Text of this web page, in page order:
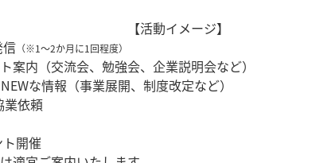
【活動イメージ】
（※1～2か月に1回程度）
（交流会、勉強会、企業説明会など）
な情報（事業展開、制度改定など）
依頼
催